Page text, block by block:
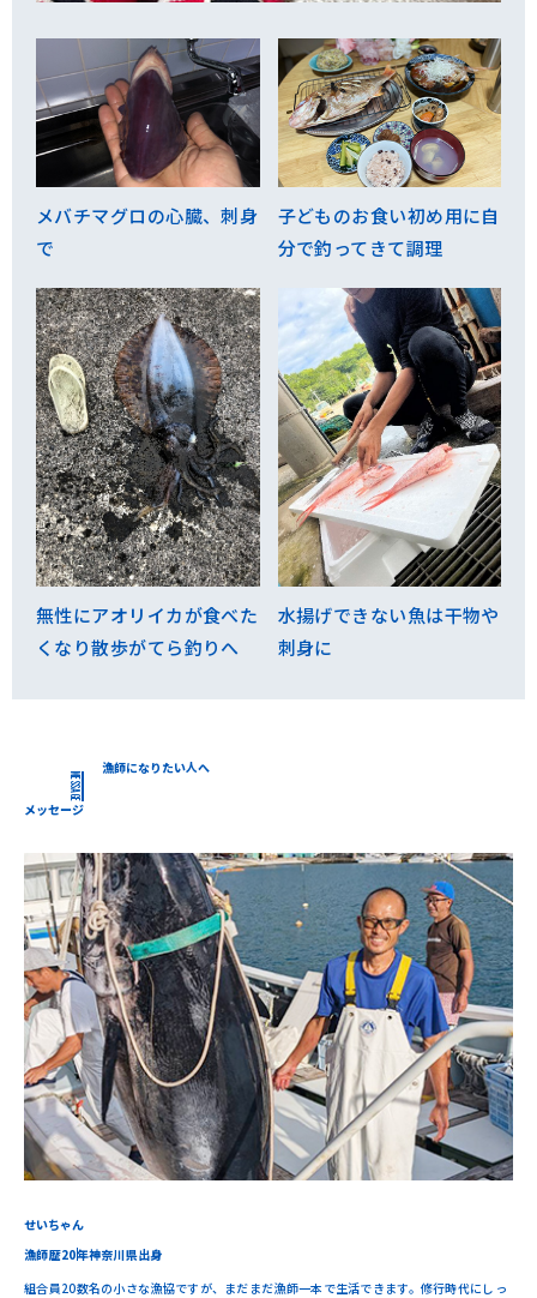
メバチマグロの心臓、刺身
で
子どものお食い初め用に自
分で釣ってきて調理
無性にアオリイカが食べた
くなり散歩がてら釣りへ
水揚げできない魚は干物や
刺身に
MESSAGE
漁師になりたい人へ
メッセージ
せいちゃん
漁師歴20年神奈川県出身
組合員20数名の小さな漁協ですが、まだまだ漁師一本で生活できます。修行時代にしっ